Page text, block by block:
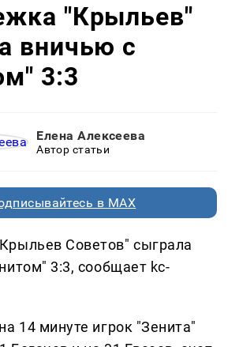
"Крыльев"
вничью с
3:3
Елена Алексеева
Автор статьи
в MAX
Советов" сыграла
3:3, сообщает kc-
14 минуте игрок "Зенита"